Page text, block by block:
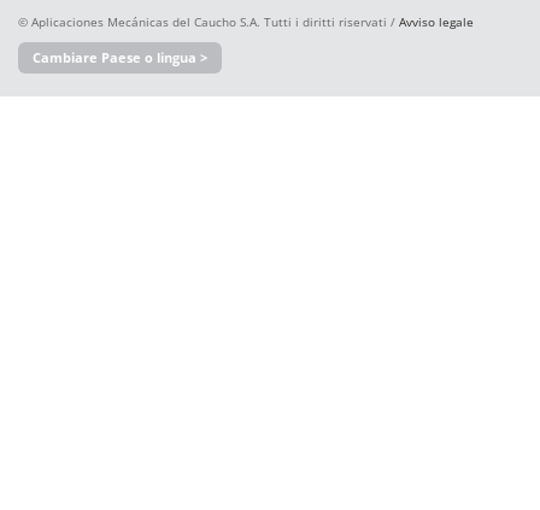
© Aplicaciones Mecánicas del Caucho S.A. Tutti i diritti riservati / Avviso legale
Cambiare Paese o lingua >